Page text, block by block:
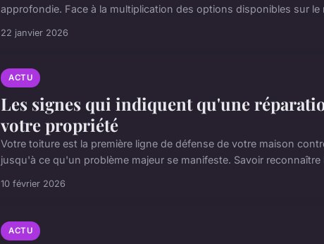
approfondie. Face à la multiplication des options disponibles sur le
22 janvier 2026
ACTU
Les signes qui indiquent qu'une
votre propriété
Votre toiture est la première ligne de défense de votre maison
jusqu'à ce qu'un problème majeur se manifeste. Savoir reconnaître
10 février 2026
ACTU